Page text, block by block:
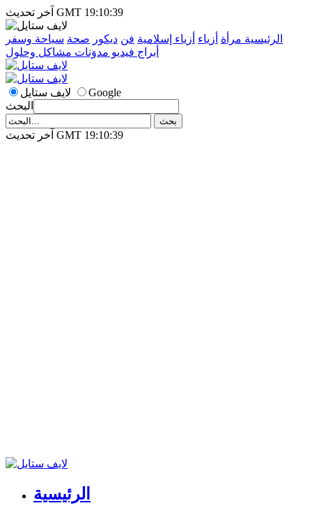
آخر تحديث GMT 19:10:39
الرئيسية مرأة أزياء أزياء إسلامية فن ديكور صحة سياحة وسفر
أبراج فيديو مدوَنات مشاكل وحلول
لايف ستايل
Google
البحث
آخر تحديث GMT 19:10:39
الرئيسية